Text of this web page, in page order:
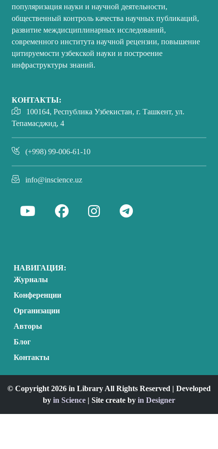
популяризация науки и научной деятельности,
общественный контроль качества научных публикаций,
развитие междисциплинарных исследований,
современного института научной рецензии, повышение
цитируемости узбекской науки и построение
инфраструктуры знаний.
КОНТАКТЫ:
100164, Республика Узбекистан, г. Ташкент, ул.
Тепамасджид, 4
(+998) 99-006-61-10
info@inscience.uz
НАВИГАЦИЯ:
Журналы
Конференции
Организации
Авторы
Блог
Контакты
© Copyright 2026 in Library All Rights Reserved | Developed
by in Science | Site create by in Designer